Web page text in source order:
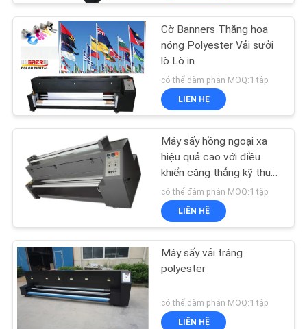
Cờ Banners Thăng hoa
nóng Polyester Vải sưởi
lò Lò in
có thể đàm phán MOQ:1 tập
LIÊN HỆ
Máy sấy hồng ngoại xa
hiệu quả cao với điều
khiển căng thẳng kỹ thuật
số
có thể đàm phán MOQ:1 tập
LIÊN HỆ
Máy sấy vải tráng
polyester
có thể đàm phán MOQ:1 tập
LIÊN HỆ